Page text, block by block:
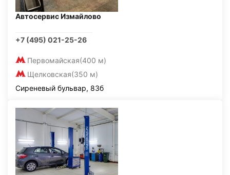
Автосервис Измайлово
+7 (495) 021-25-26
Первомайская(400 м)
Щелковская(350 м)
Сиреневый бульвар, 83б